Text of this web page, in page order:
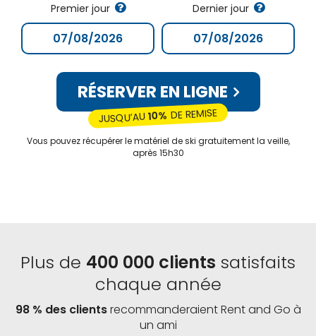
Premier jour Dernier jour
RÉSERVER EN LIGNE
JUSQU’AU10% DE REMISE
Vous pouvez récupérer le matériel de ski gratuitement la veille,
après 15h30
Plus de 400 000 clients satisfaits
chaque année
98 % des clientsrecommanderaient Rent and Go à
un ami